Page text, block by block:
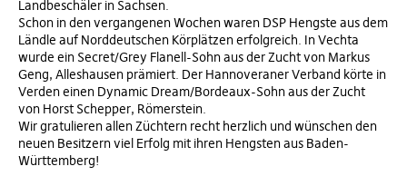
Landbeschäler in Sachsen.
Schon in den vergangenen Wochen waren DSP Hengste aus dem
Ländle auf Norddeutschen Körplätzen erfolgreich. In Vechta
wurde ein Secret/Grey Flanell-Sohn aus der Zucht von Markus
Geng, Alleshausen prämiert. Der Hannoveraner Verband körte in
Verden einen Dynamic Dream/Bordeaux-Sohn aus der Zucht
von Horst Schepper, Römerstein.
Wir gratulieren allen Züchtern recht herzlich und wünschen den
neuen Besitzern viel Erfolg mit ihren Hengsten aus Baden-
Württemberg!